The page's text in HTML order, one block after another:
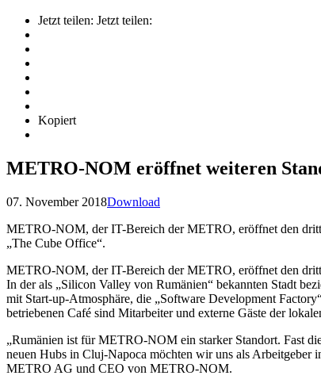
Jetzt teilen: Jetzt teilen:
Kopiert
METRO-NOM eröffnet weiteren
07. November 2018Download
METRO-NOM, der IT-Bereich der METRO, eröffnet den
„The Cube Office“.
METRO-NOM, der IT-Bereich der METRO, eröffnet den
In der als „Silicon Valley von Rumänien“ bekannten Stadt
mit Start-up-Atmosphäre, die „Software Development
betriebenen Café sind Mitarbeiter und externe Gäste der
„Rumänien ist fürMETRO-NOM ein starker Standort. Fast
neuen Hubs in Cluj-Napoca möchten wir uns als Arbeitgeber
METRO AG und CEO von METRO-NOM.